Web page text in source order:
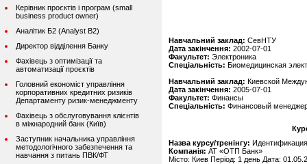
Керівник проєктів і програм (small
business product owner)
Аналітик Б2 (Analyst B2)
Директор відділення Банку
Фахівець з оптимізації та
автоматизації проєктів
Головний економіст управління
корпоративних кредитних ризиків
Департаменту ризик-менеджменту
Фахівець з обслуговування клієнтів
в міжнародний банк (Київ)
Заступник начальника управління
методологічного забезпечення та
навчання з питань ПВК/ФТ
Навчальний заклад: СевНТУ
Дата закінчення: 2002-07-01
Факультет: Электроника
Спеціальність: Биомедицинская
Навчальний заклад: Киевской
Дата закінчення: 2005-07-01
Факультет: Финансы
Спеціальність: Финансовый
Назва курсу/тренінгу:
Компанія: АТ «ОТП Банк»
Місто: Киев Період: 1 день Дата: